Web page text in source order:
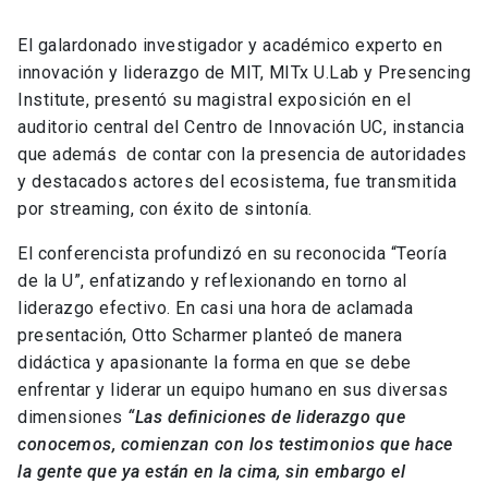
El galardonado investigador y académico experto en
innovación y liderazgo de MIT, MITx U.Lab y Presencing
Institute, presentó su magistral exposición en el
auditorio central del Centro de Innovación UC, instancia
que además de contar con la presencia de autoridades
y destacados actores del ecosistema, fue transmitida
por streaming, con éxito de sintonía.
El conferencista profundizó en su reconocida “Teoría
de la U”, enfatizando y reflexionando en torno al
liderazgo efectivo. En casi una hora de aclamada
presentación, Otto Scharmer planteó de manera
didáctica y apasionante la forma en que se debe
enfrentar y liderar un equipo humano en sus diversas
dimensiones “Las definiciones de liderazgo que
conocemos, comienzan con los testimonios que hace
la gente que ya están en la cima, sin embargo el